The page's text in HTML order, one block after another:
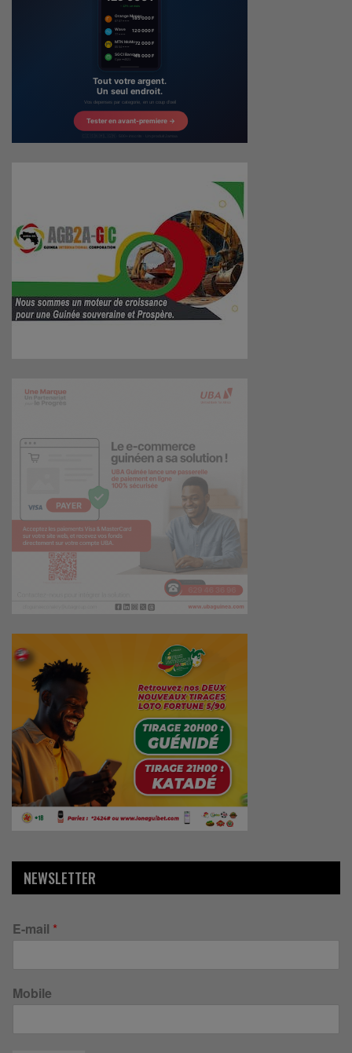
NEWSLETTER
E-mail *
Mobile